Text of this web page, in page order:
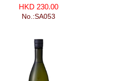
HKD 230.00
No.:SA053